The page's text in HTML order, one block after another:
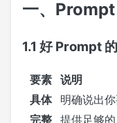
一、Prompt
1.1 好 Prompt
要素 说明
具体
明确说出
完整 提供足够